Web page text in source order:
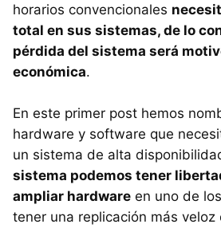
horarios convencionales
total en sus sistemas, de lo
pérdida del sistema será
económica.
En este primer post hemos
hardware y software que
un sistema de alta
sistema podemos tener
ampliar hardware en uno de
tener una replicación más